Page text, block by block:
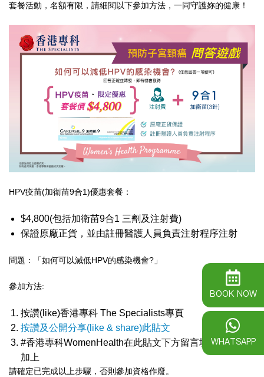
套餐活動，名額有限，請細閱以下參加方法，一同守護妳的健康！
HPV疫苗(加衛苗9合1)優惠套餐：
$4,800(包括加衛苗9合1 三劑及注射費)
保證原廠正貨，並由註冊醫護人員負責注射程序注射
問題：「如何可以減低HPV的感染機會?」
參加方法:
按讚(like)香港專科 The Specialists專頁
按讚及公開分享(like & share)此貼文
#香港專科WomenHealth在此貼文下方留言填寫答案並
加上
請確定已完成以上步驟，否則參加資格作廢。
BOOK NOW
WHATSAPP